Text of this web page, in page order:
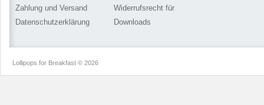
Widerrufsrecht für
Downloads
Zahlung und Versand
Datenschutzerklärung
Lollipops for Breakfast © 2026